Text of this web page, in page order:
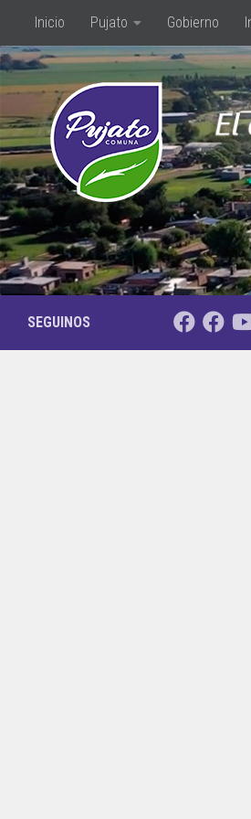
Saltar al contenido
Inicio Pujato Gobierno
SEGUINOS